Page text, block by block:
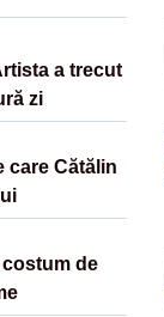
a trecut
zi
care Cătălin
de